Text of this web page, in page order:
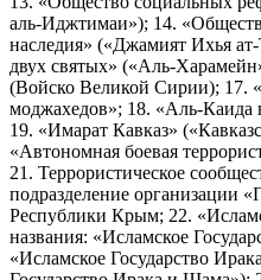
аль-Иджтимаи»); 14.
наследия» («Джамият Ихья
двух святых» («Аль-
(Войско Великой Сирии); 17.
моджахедов»; 18. «Аль-Каида
19. «Имарат Кавказ»
«Автономная боевая
21. Террористическое
подразделение организации
Республики Крым; 22.
названия: «Исламское
«Исламское Государство